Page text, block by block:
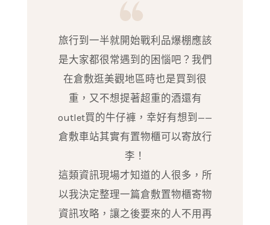
旅行到一半就開始戰利品爆棚應該
是大家都很常遇到的困惱吧？我們
在倉敷逛美觀地區時也是買到很
重，又不想提著超重的酒還有
outlet買的牛仔褲，幸好有想到——
倉敷車站其實有置物櫃可以寄放行
李！
這類資訊現場才知道的人很多，所
以我決定整理一篇倉敷置物櫃寄物
資訊攻略，讓之後要來的人不用再